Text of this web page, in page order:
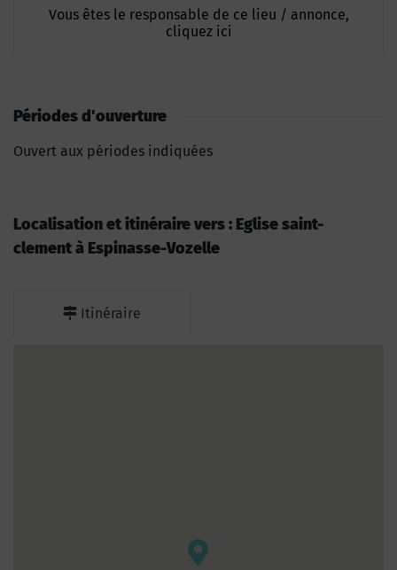
Vous êtes le responsable de ce lieu / annonce,
cliquez ici
Périodes d'ouverture
Ouvert aux périodes indiquées
Localisation et itinéraire vers : Eglise saint-
clement à Espinasse-Vozelle
Itinéraire